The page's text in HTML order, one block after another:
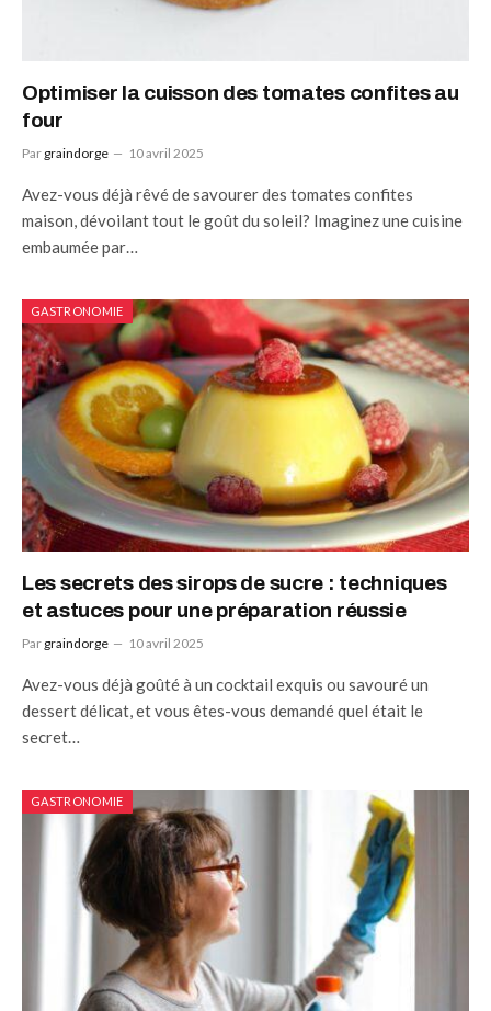
Optimiser la cuisson des tomates confites au
four
Par graindorge 10 avril 2025
Avez-vous déjà rêvé de savourer des tomates confites
maison, dévoilant tout le goût du soleil? Imaginez une cuisine
embaumée par…
GASTRONOMIE
Les secrets des sirops de sucre : techniques
et astuces pour une préparation réussie
Par graindorge 10 avril 2025
Avez-vous déjà goûté à un cocktail exquis ou savouré un
dessert délicat, et vous êtes-vous demandé quel était le
secret…
GASTRONOMIE